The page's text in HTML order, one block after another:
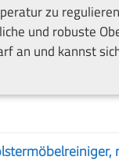
zu
und robuste
an und kannst